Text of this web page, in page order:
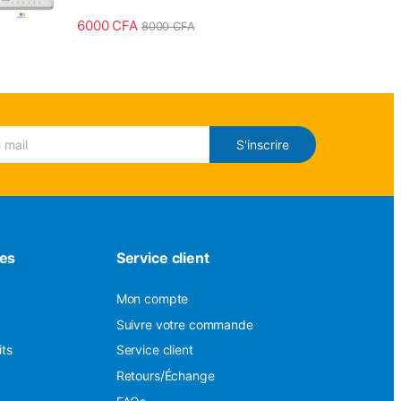
6000 CFA 8000CFA
S'inscrire
Service client
Mon compte
Suivre votre commande
Service client
Retours/Échange